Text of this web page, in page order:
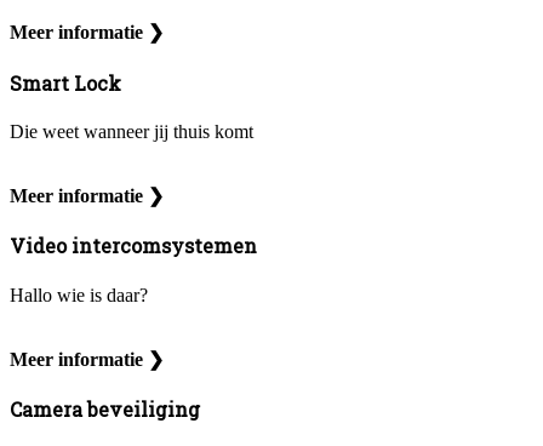
Meer informatie ❯
Smart Lock
Die weet wanneer jij thuis komt
Meer informatie ❯
Video intercomsystemen
Hallo wie is daar?
Meer informatie ❯
Camera beveiliging